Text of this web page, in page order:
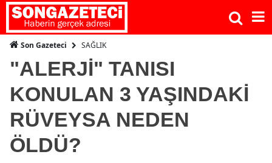
Son Gazeteci SAĞLIK
"ALERJİ" TANISI
KONULAN 3 YAŞINDAKİ
RÜVEYSA NEDEN
ÖLDÜ?